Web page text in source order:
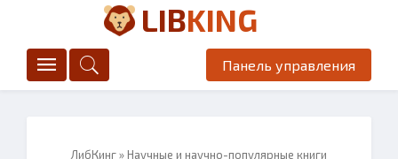
LIBKING
Панель управления
ЛибКинг» Научные и научно-популярные книги